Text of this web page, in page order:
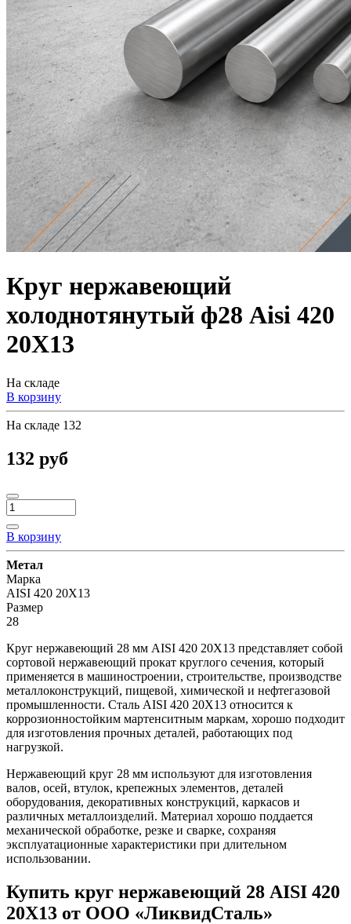
Круг нержавеющий
холоднотянутый ф28 Aisi 420
20Х13
На складе
В корзину
На складе 132
132 руб
В корзину
Метал
Марка
AISI 420 20Х13
Размер
28
Круг нержавеющий 28 мм AISI 420 20Х13 представляет собой
сортовой нержавеющий прокат круглого сечения, который
применяется в машиностроении, строительстве, производстве
металлоконструкций, пищевой, химической и нефтегазовой
промышленности. Сталь AISI 420 20Х13 относится к
коррозионностойким мартенситным маркам, хорошо подходит
для изготовления прочных деталей, работающих под
нагрузкой.
Нержавеющий круг 28 мм используют для изготовления
валов, осей, втулок, крепежных элементов, деталей
оборудования, декоративных конструкций, каркасов и
различных металлоизделий. Материал хорошо поддается
механической обработке, резке и сварке, сохраняя
эксплуатационные характеристики при длительном
использовании.
Купить круг нержавеющий 28 AISI 420
20Х13 от ООО «ЛиквидСталь»